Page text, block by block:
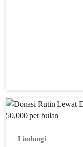
Lindungi